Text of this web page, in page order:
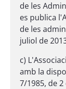
de les
es publica
de les
juliol de
c)
amb la
7/1985, de